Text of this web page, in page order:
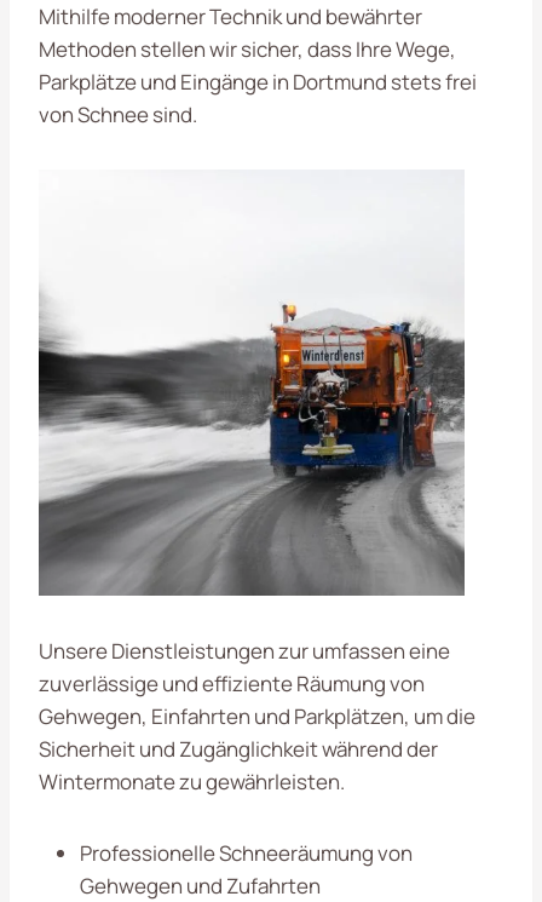
Mithilfe moderner Technik und bewährter
Methoden stellen wir sicher, dass Ihre Wege,
Parkplätze und Eingänge in Dortmund stets frei
von Schnee sind.
Unsere Dienstleistungen zur umfassen eine
zuverlässige und effiziente Räumung von
Gehwegen, Einfahrten und Parkplätzen, um die
Sicherheit und Zugänglichkeit während der
Wintermonate zu gewährleisten.
Professionelle Schneeräumung von
Gehwegen und Zufahrten